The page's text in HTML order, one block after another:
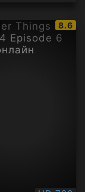
IMDb
8.6